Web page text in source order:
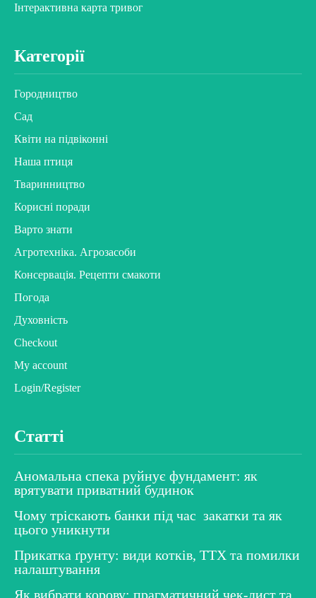
Інтерактивна карта тривог
Категорії
Городництво
Сад
Квіти на підвіконні
Наша птиця
Тваринництво
Корисні поради
Варто знати
Агротехніка. Агрозасоби
Консервація. Рецепти смакоти
Погода
Духовність
Checkout
My account
Login/Register
Статті
Аномальна спека руйнує фундамент: як
врятувати приватний будинок
Чому тріскають банки під час закатки та як
цього уникнути
Прикатка ґрунту: види котків, ТТХ та помилки
налаштування
Як вибрати корову: прагматичний чек-лист та